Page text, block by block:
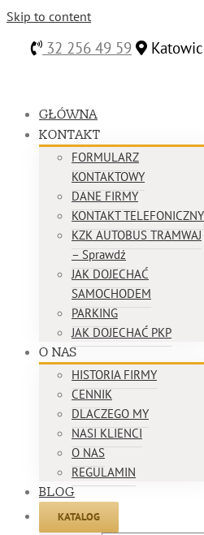
Skip to content
32 256 49 59
GŁÓWNA
KONTAKT
FORMULARZ
KONTAKTOWY
DANE FIRMY
KONTAKT TELEFONICZNY
KZK AUTOBUS TRAMWAJ
– Sprawdź
JAK DOJECHAĆ
SAMOCHODEM
PARKING
JAK DOJECHAĆ PKP
O NAS
HISTORIA FIRMY
CENNIK
DLACZEGO MY
NASI KLIENCI
O NAS
REGULAMIN
BLOG
KATALOG